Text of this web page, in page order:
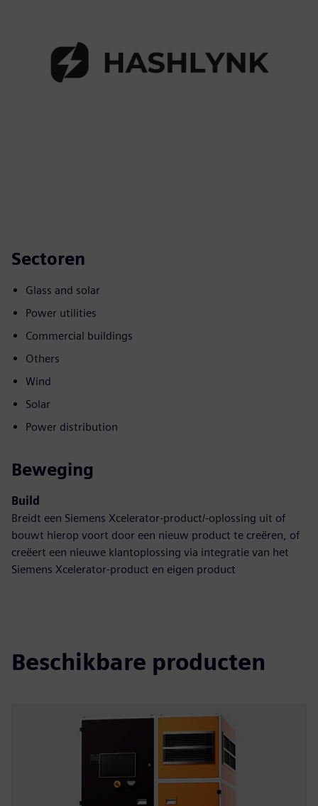
Sectoren
Glass and solar
Power utilities
Commercial buildings
Others
Wind
Solar
Power distribution
Beweging
Build
Breidt een Siemens Xcelerator-product/-oplossing uit of
bouwt hierop voort door een nieuw product te creëren, of
creëert een nieuwe klantoplossing via integratie van het
Siemens Xcelerator-product en eigen product
Beschikbare producten